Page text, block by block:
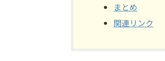
まとめ
関連リンク